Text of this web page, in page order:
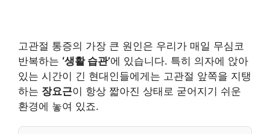
고관절 통증의 가장 큰 원인은 우리가 매일 무심코
반복하는 ‘생활 습관’에 있습니다. 특히 의자에 앉아
있는 시간이 긴 현대인들에게는 고관절 앞쪽을 지탱
하는 장요근이 항상 짧아진 상태로 굳어지기 쉬운
환경에 놓여 있죠.